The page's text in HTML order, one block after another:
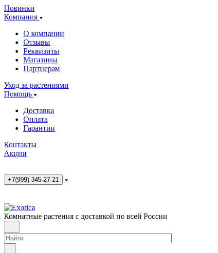
Новинки
Компания
О компании
Отзывы
Реквизиты
Магазины
Партнерам
Уход за растениями
Помощь
Доставка
Оплата
Гарантии
Контакты
Акции
+7(999) 345-27-21
Комнатные растения с доставкой по всей России